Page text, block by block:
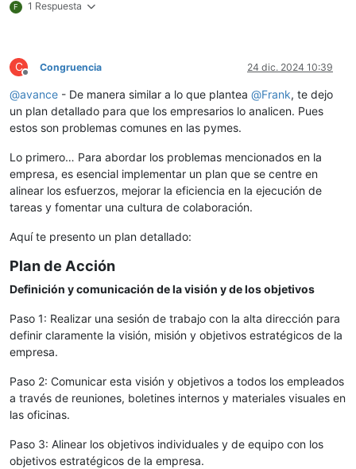
F 1 Respuesta
C
Desconectado
Congruencia 24 dic. 2024 10:39
@avance - De manera similar a lo que plantea @Frank, te dejo
un plan detallado para que los empresarios lo analicen. Pues
estos son problemas comunes en las pymes.
Lo primero… Para abordar los problemas mencionados en la
empresa, es esencial implementar un plan que se centre en
alinear los esfuerzos, mejorar la eficiencia en la ejecución de
tareas y fomentar una cultura de colaboración.
Aquí te presento un plan detallado:
Plan de Acción
Definición y comunicación de la visión y de los objetivos
Paso 1: Realizar una sesión de trabajo con la alta dirección para
definir claramente la visión, misión y objetivos estratégicos de la
empresa.
Paso 2: Comunicar esta visión y objetivos a todos los empleados
a través de reuniones, boletines internos y materiales visuales en
las oficinas.
Paso 3: Alinear los objetivos individuales y de equipo con los
objetivos estratégicos de la empresa.